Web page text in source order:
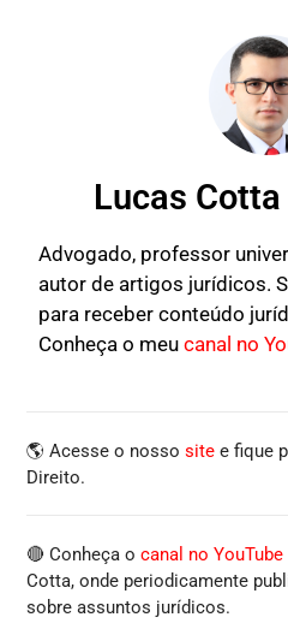
Lucas
Advogado, professor
autor de artigos jurídicos.
para receber conteúdo
Conheça o meucanal no
🌎 Acesse o nossosite e fique
Direito.
🔴 Conheça ocanal no YouTube
Cotta, onde periodicamente
sobre assuntos jurídicos.